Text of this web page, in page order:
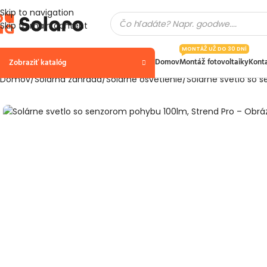
Skip to navigation
Skip to main content
Zobraziť katalóg DomovMontáž fotovoltaiky
MONTÁŽ UŽ DO 30 DNÍ
Domov Solárna zahrada Solárne osvetlenie Solárne svetlo so